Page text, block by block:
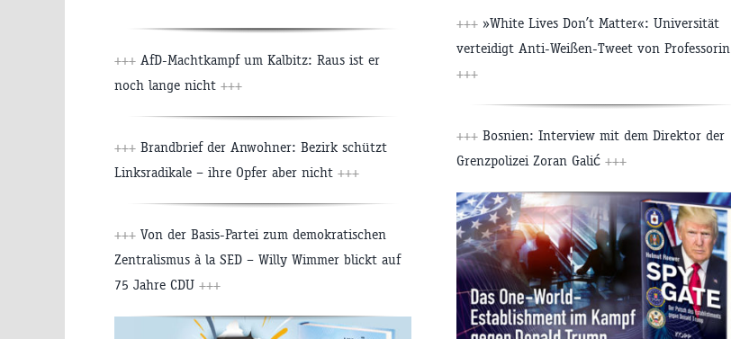
+++ AfD-Machtkampf um Kalbitz: Raus ist er
noch lange nicht +++
+++ Brandbrief der Anwohner: Bezirk schützt
Linksradikale – ihre Opfer aber nicht +++
+++ Von der Basis-Partei zum demokratischen
Zentralismus à la SED – Willy Wimmer blickt auf
75 Jahre CDU +++
+++ »White Lives Don’t Matter«: Universität
verteidigt Anti-Weißen-Tweet von Professorin
+++
+++ Bosnien: Interview mit dem Direktor der
Grenzpolizei Zoran Galić +++